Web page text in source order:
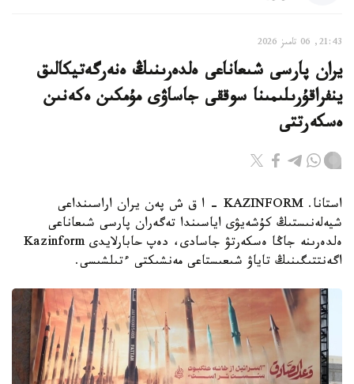
21:43, 06 تامىز 2026
يران پارسى شىعاناعى ەلدەرىنىڭ ەنەرگەتيكالىق
ينفراقۇرىلىمىنا سوققى جاساۋى مۇمكىن ەكەنىن
ەسكەرتتى
استانا. KAZINFORM - ا ق ش پەن يران اراسىنداعى
شيەلەنىستىڭ كۇشەيۋى اياسىندا تەگەران پارسى شىعاناعى
ەلدەرىنە جاڭا ەسكەرتۋ جاسادى، دەپ حابارلايدى Kazinform
اگەنتتىگىنىڭ تاياۋ شىعىستاعى مەنشىكتى ءتىلشىسى.